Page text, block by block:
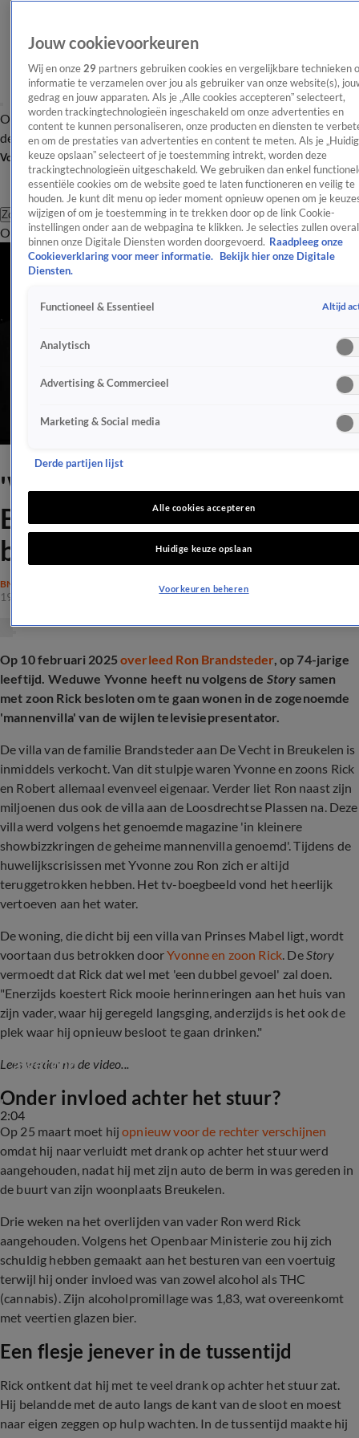
OverzichtAfleveringen Entertainment TV Algemeen
Tip
de redactieNieuwsbrief
Volg Shownieuws
Zoeken
OverzichtEntertainmentSpraakmakendRealityCrimeVideo's
'Weduwe Yvonne en Rick
Brandsteder nemen heftige
beslissing'
BN'ERS
19 jan 2026, 15:55
Op 10 februari 2025overleed Ron Brandsteder, op 74-jarige
leeftijd. Weduwe Yvonne heeft nu volgens de Story samen
met zoon Rick besloten om te gaan wonen in de zogenoemde
'mannenvilla' van de wijlen televisiepresentator.
De villa van de familie Brandsteder aan De Vecht in Breukelen is
inmiddels verkocht. Van dit stulpje waren Yvonne en zoons Rick
en Robert allemaal evenveel eigenaar. Verder liet Ron naast zijn
miljoenen dus ook de villa aan de Loosdrechtse Plassen na. Deze
villa werd volgens het genoemde magazine 'in kleinere
showbizzkringen de geheime mannenvilla genoemd'. Tijdens de
huwelijkscrisissen met Yvonne zou Ron zich er altijd
teruggetrokken hebben. Het tv-boegbeeld vond het heerlijk
vertoeven aan het water.
De woning, die dicht bij een villa van Prinses Mabel ligt, wordt
voortaan dus betrokken doorYvonne en zoon Rick. DeStory
vermoedt dat Rick dat wel met 'een dubbel gevoel' zal doen.
"Enerzijds koestert Rick mooie herinneringen aan het huis van
zijn vader, waar hij geregeld langsging, anderzijds is het ook de
plek waar hij opnieuw besloot te gaan drinken."
Lees verder na de video...
2:04
Onderzoek in strafzaak Rick Brandsteder
afgerond
Onder invloed achter het stuur?
Op 25 maart moet hijopnieuw voor de rechter verschijnen
omdat hij naar verluidt met drank op achter het stuur werd
aangehouden, nadat hij met zijn auto de berm in was gereden in
de buurt van zijn woonplaats Breukelen.
Drie weken na het overlijden van vader Ron werd Rick
aangehouden. Volgens het Openbaar Ministerie zou hij zich
schuldig hebben gemaakt aan het besturen van een voertuig
terwijl hij onder invloed was van zowel alcohol als THC
(cannabis). Zijn alcoholpromillage was 1,83, wat overeenkomt
met veertien glazen bier.
Een flesje jenever in de tussentijd
Rick ontkent dat hij met te veel drank op achter het stuur zat.
Hij belandde met de auto langs de kant van de sloot en moest
naar eigen zeggen op hulp wachten. In de tussentijd maakte hij
Jouw cookievoorkeuren
Wij en onze 29 partners gebruiken cookies en vergelijkbare technieken
informatie te verzamelen over jou als gebruiker van onze website(s),
gedrag en jouw apparaten. Als je „Alle cookies accepteren” selecteert,
worden trackingtechnologieën ingeschakeld om onze advertenties en
content te kunnen personaliseren, onze producten en diensten te
en om de prestaties van advertenties en content te meten. Als je
keuze opslaan” selecteert of je toestemming intrekt, worden deze
trackingtechnologieën uitgeschakeld. We gebruiken dan enkel
essentiële cookies om de website goed te laten functioneren en veilig te
houden. Je kunt dit menu op ieder moment opnieuw openen om je
wijzigen of om je toestemming in te trekken door op de link Cookie-
instellingen onder aan de webpagina te klikken. Je selecties zullen overal
binnen onze Digitale Diensten worden doorgevoerd. Raadpleeg onze
Cookieverklaring voor meer informatie.
Bekijk hier onze Digitale
Diensten.
Functioneel & Essentieel Altijd
Analytisch
Advertising & Commercieel
Marketing & Social media
Derde partijen lijst
Alle cookies accepteren
Huidige keuze opslaan
Voorkeuren beheren